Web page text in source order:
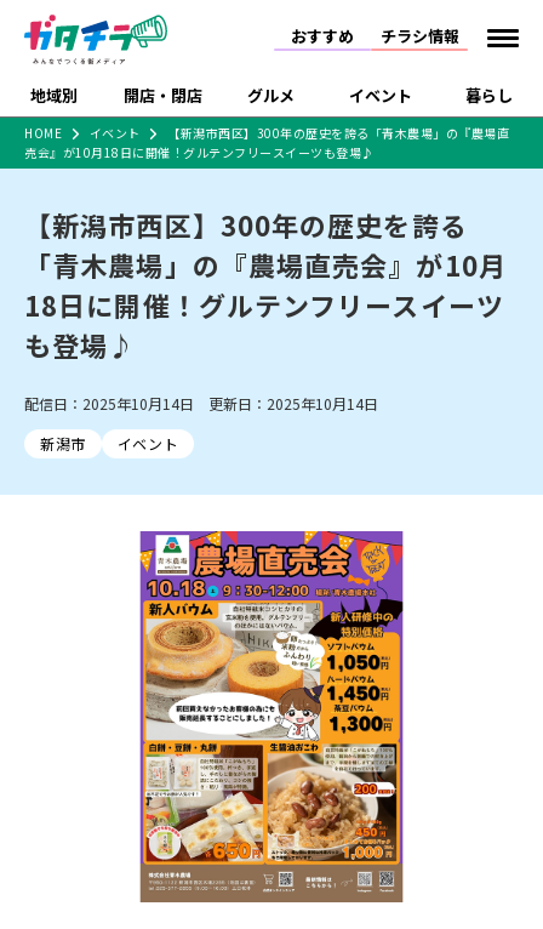
おすすめ チラシ情報
地域別 開店・閉店 グルメ イベント 暮らし
新潟市 下越
中越 上越
新潟市江南区 新潟市秋葉区
新発田・聖籠
胎内・粟島
三条・加茂・田上
五泉・阿賀野・阿賀
燕・弥彦
小千谷・十日町・津南
魚沼・南魚沼・湯沢
柏崎・刈羽・出雲崎
上越・妙高・糸魚川
開店 閉店
リニューアル・移転 休業 開店まとめ
閉店まとめ
新潟市・開店
ラーメン 現地レポート
和食 洋食
居酒屋・バー 焼肉
パスタ
パン・ベーカリー
タレカツ・豚カツ
デカ盛り・大盛り
定食・町定食 海鮮・鮨
そば・うどん
日本酒・新潟清酒
ワイン・クラフトビール
ケーキ・パフェ
ビアガーデン・暑気払い
忘新年会・歓送迎会
体験・販売 祭り・伝統行事
趣味・展示会 ライブ・コンサート
にいがた酒の陣・新潟
完成見学会 学生スポーツ アルビレックス
施設・ショップ
住宅メーカー・工務
店
食品メーカー・県産
品
観光スポット
温泉・入浴
ビルボードプレイスBP
新潟伊勢丹
ピア万代
リバーサイド千秋
パティオPATIO
特売セール インタビュー
特集・まとめ記事
セツコママ
開店まとめ
閉店まとめ 人気記事まとめ
ラーメンまとめ
飲食店まとめ
食品スーパー・コンビ
戸建住宅・マンショ
ショッピングモール・
大型施設
ドラッグストア・ホーム
センター
インテリア・雑貨
新車・中古車・カー用品
旅行・レジャー
家電・携帯電話
習い事・塾 通販・EC イベント
官公庁・自治体
新潟市 チラシ
長岡・見附 チラシ
上越・妙高・糸魚川 チラシ
注目 チラシ
オープン・リニューアルセール
周年祭・感謝祭セール
年末・初売りセール
HOME イベント
【新潟市西区】300年の歴史を誇る「青木農場」の『農場直
売会』が10月18日に開催！グルテンフリースイーツも登場♪
【新潟市西区】300年の歴史を誇る
「青木農場」の『農場直売会』が10月
18日に開催！グルテンフリースイーツ
も登場♪
配信日：2025年10月14日 更新日：2025年10月14日
新潟市
イベント